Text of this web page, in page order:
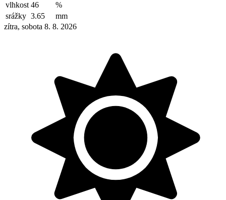
vlhkost 46
%
srážky 3.65
mm
zítra, sobota 8. 8. 2026